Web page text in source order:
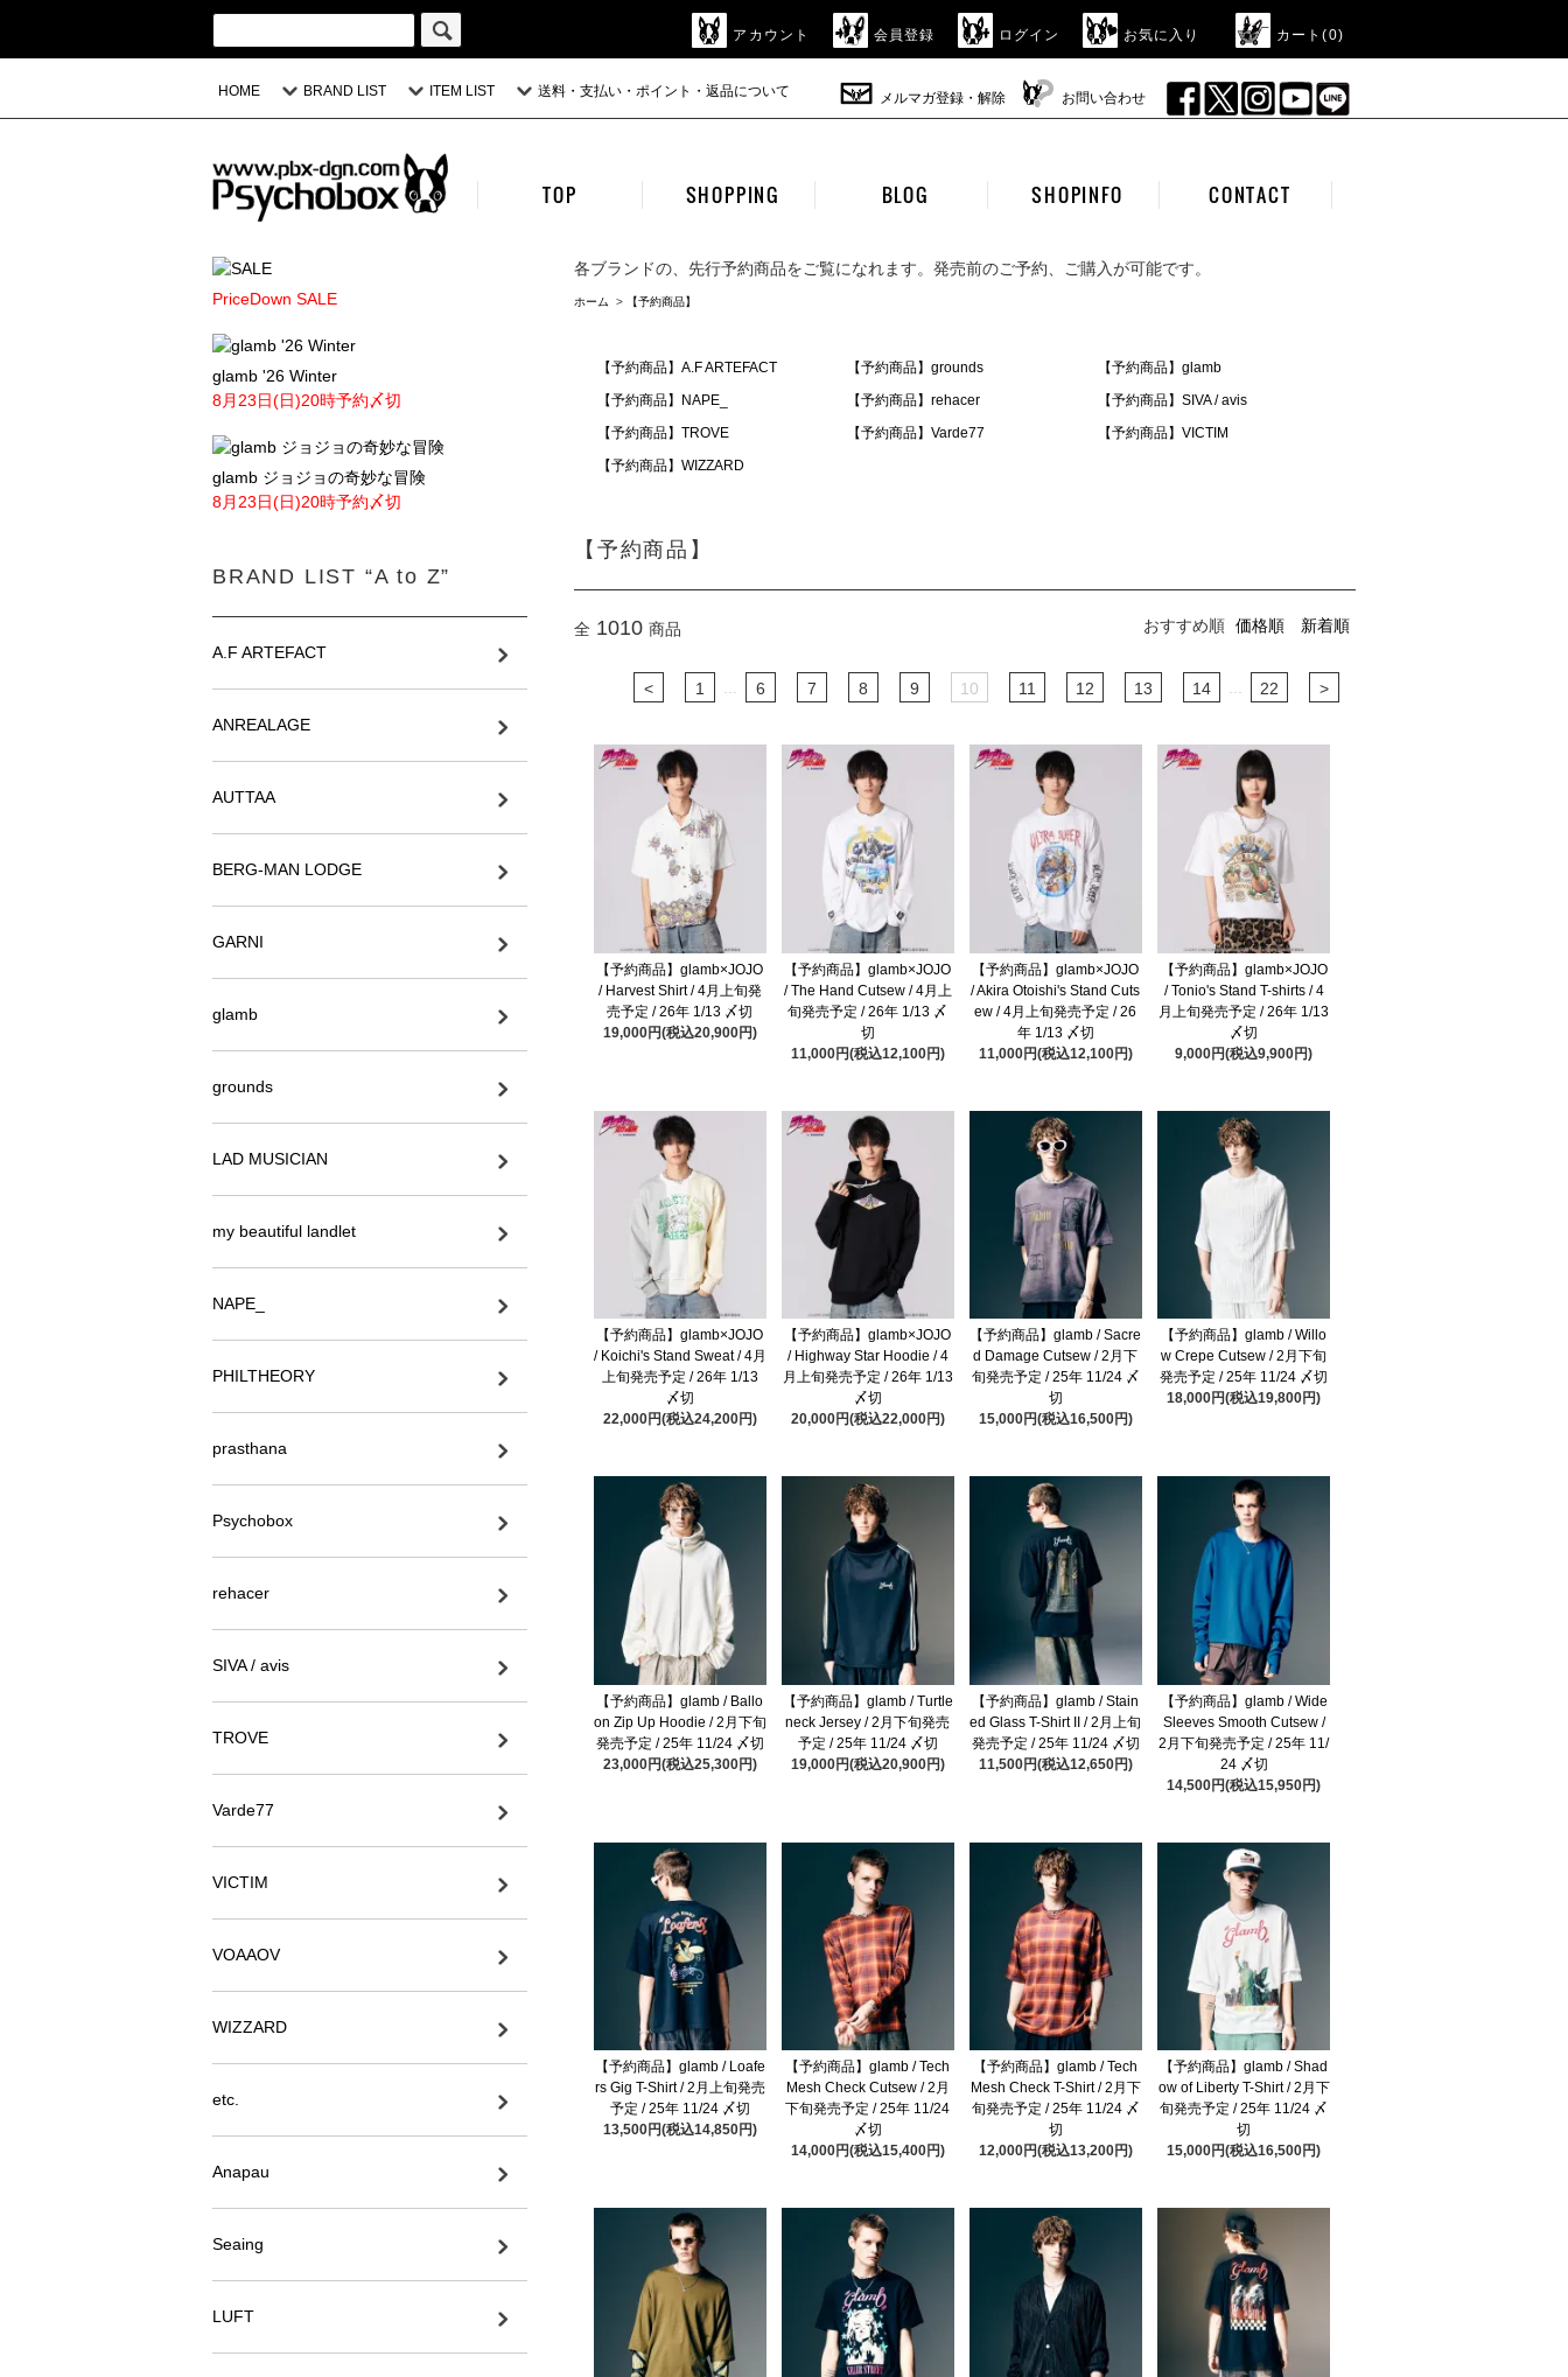
アカウント 会員登録 ログイン お気に入り カート(0)
HOME BRAND LIST ITEM LIST 送料・支払い・ポイント・返品について メルマガ登録・解除 お問い合わせ
TOP SHOPPING BLOG SHOPINFO CONTACT
各ブランドの、先行予約商品をご覧になれます。発売前のご予約、ご購入が可能です。
ホーム > 【予約商品】
【予約商品】A.F ARTEFACT 【予約商品】grounds
【予約商品】glamb
【予約商品】NAPE_
【予約商品】rehacer
【予約商品】SIVA / avis
【予約商品】TROVE
【予約商品】Varde77
【予約商品】VICTIM
【予約商品】WIZZARD
【予約商品】
全 1010 商品 おすすめ順 価格順 新着順
< 1 6 7 8 9 10 11 12 13 14 22 >
【予約商品】glamb×JOJO
/ Harvest Shirt / 4月上旬発
売予定 / 26年 1/13 〆切
19,000円(税込20,900円)
【予約商品】glamb×JOJO
/ The Hand Cutsew / 4月上
旬発売予定 / 26年 1/13 〆
切
11,000円(税込12,100円)
【予約商品】glamb×JOJO
/ Akira Otoishi's Stand Cuts
ew / 4月上旬発売予定 / 26
年 1/13 〆切
11,000円(税込12,100円)
【予約商品】glamb×JOJO
/ Tonio's Stand T-shirts / 4
月上旬発売予定 / 26年 1/13
〆切
9,000円(税込9,900円)
【予約商品】glamb×JOJO
/ Koichi's Stand Sweat / 4月
上旬発売予定 / 26年 1/13
〆切
22,000円(税込24,200円)
【予約商品】glamb×JOJO
/ Highway Star Hoodie / 4
月上旬発売予定 / 26年 1/13
〆切
20,000円(税込22,000円)
【予約商品】glamb / Sacre
d Damage Cutsew / 2月下
旬発売予定 / 25年 11/24 〆
切
15,000円(税込16,500円)
【予約商品】glamb / Willo
w Crepe Cutsew / 2月下旬
発売予定 / 25年 11/24 〆切
18,000円(税込19,800円)
【予約商品】glamb / Ballo
on Zip Up Hoodie / 2月下旬
発売予定 / 25年 11/24 〆切
23,000円(税込25,300円)
【予約商品】glamb / Turtle
neck Jersey / 2月下旬発売
予定 / 25年 11/24 〆切
19,000円(税込20,900円)
【予約商品】glamb / Stain
ed Glass T-Shirt II / 2月上旬
発売予定 / 25年 11/24 〆切
11,500円(税込12,650円)
【予約商品】glamb / Wide
Sleeves Smooth Cutsew /
2月下旬発売予定 / 25年 11/
24 〆切
14,500円(税込15,950円)
【予約商品】glamb / Loafe
rs Gig T-Shirt / 2月上旬発売
予定 / 25年 11/24 〆切
13,500円(税込14,850円)
【予約商品】glamb / Tech
Mesh Check Cutsew / 2月
下旬発売予定 / 25年 11/24
〆切
14,000円(税込15,400円)
【予約商品】glamb / Tech
Mesh Check T-Shirt / 2月下
旬発売予定 / 25年 11/24 〆
切
12,000円(税込13,200円)
【予約商品】glamb / Shad
ow of Liberty T-Shirt / 2月下
旬発売予定 / 25年 11/24 〆
切
15,000円(税込16,500円)
PriceDown SALE
glamb '26 Winter
8月23日(日)20時予約〆切
glamb ジョジョの奇妙な冒険
8月23日(日)20時予約〆切
BRAND LIST “A to Z”
A.F ARTEFACT
ANREALAGE
AUTTAA
BERG-MAN LODGE
GARNI
glamb
grounds
LAD MUSICIAN
my beautiful landlet
NAPE_
PHILTHEORY
prasthana
Psychobox
rehacer
SIVA / avis
TROVE
Varde77
VICTIM
VOAAOV
WIZZARD
etc.
Anapau
Seaing
LUFT